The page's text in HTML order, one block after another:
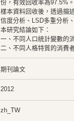
份，有效回收率為97.5%
樣本資料回收後，透過描
信度分析、LSD多重分析
本研究結論如下：
一、不同人口統計變數的
二、不同人格特質的消費
期刊論文
2012
zh_TW